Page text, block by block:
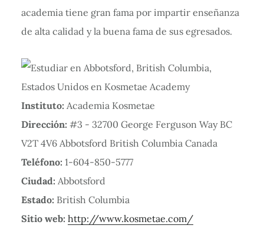
academia tiene gran fama por impartir enseñanza
de alta calidad y la buena fama de sus egresados.
Instituto: Academia Kosmetae
Dirección: #3 - 32700 George Ferguson Way BC
V2T 4V6 Abbotsford British Columbia Canada
Teléfono: 1-604-850-5777
Ciudad: Abbotsford
Estado: British Columbia
Sitio web: http://www.kosmetae.com/